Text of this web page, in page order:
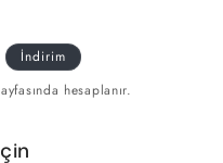
İndirim
hesaplanır.